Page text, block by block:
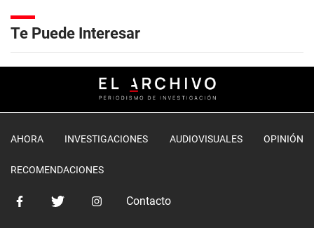
Te Puede Interesar
AHORA INVESTIGACIONES AUDIOVISUALES OPINIÓN
RECOMENDACIONES
Contacto